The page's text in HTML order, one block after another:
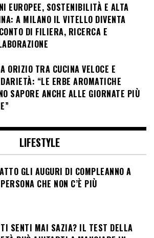
EUROPEE, SOSTENIBILITÀ E ALTA
A MILANO IL VITELLO DIVENTA
DI FILIERA, RICERCA E
ORIZIO TRA CUCINA VELOCE E
“LE ERBE AROMATICHE
SAPORE ANCHE ALLE GIORNATE PIÙ
LIFESTYLE
GLI AUGURI DI COMPLEANNO A
CHE NON C’È PIÙ
TI SENTI MAI SAZIA? IL TEST DELLA